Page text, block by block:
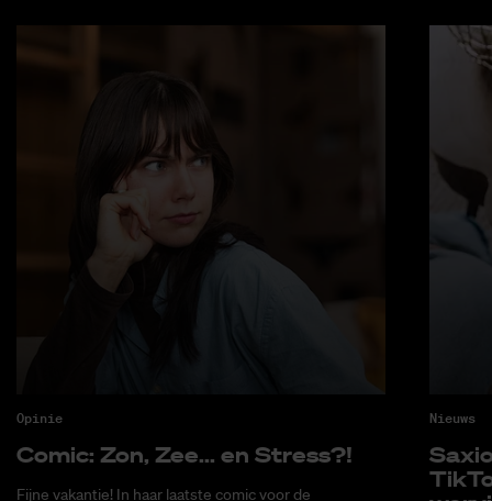
Opinie
Co­mic: Zon, Zee... en Stress?!
Fijne vakantie! In haar laatste comic voor de
Nieuws